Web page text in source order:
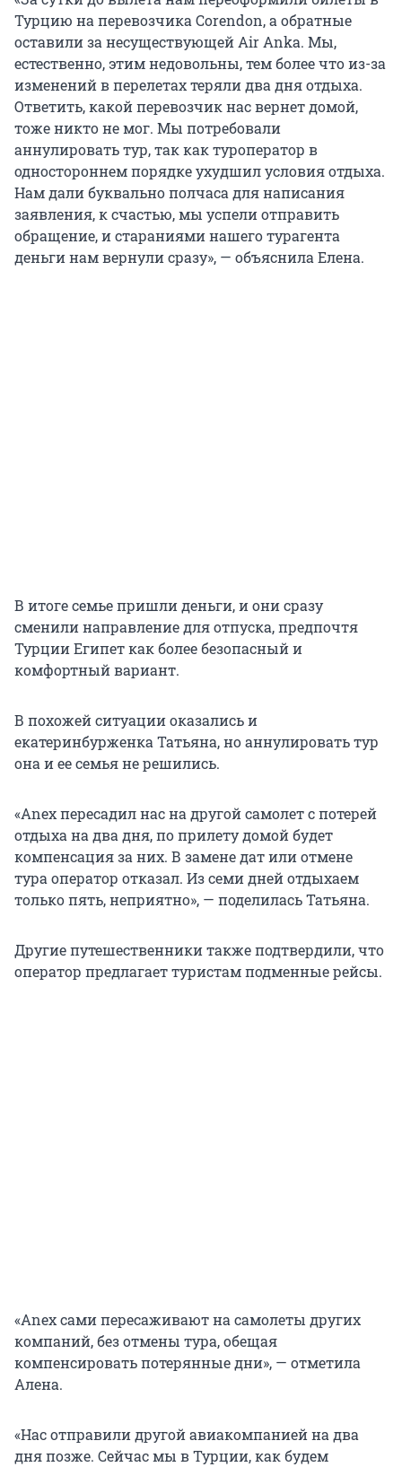
Турцию на перевозчика Corendon, а обратные
оставили за несуществующей Air Anka. Мы,
естественно, этим недовольны, тем более что из-за
изменений в перелетах теряли два дня отдыха.
Ответить, какой перевозчик нас вернет домой,
тоже никто не мог. Мы потребовали
аннулировать тур, так как туроператор в
одностороннем порядке ухудшил условия отдыха.
Нам дали буквально полчаса для написания
заявления, к счастью, мы успели отправить
обращение, и стараниями нашего турагента
деньги нам вернули сразу», — объяснила Елена.
В итоге семье пришли деньги, и они сразу
сменили направление для отпуска, предпочтя
Турции Египет как более безопасный и
комфортный вариант.
В похожей ситуации оказались и
екатеринбурженка Татьяна, но аннулировать тур
она и ее семья не решились.
«Anex пересадил нас на другой самолет с потерей
отдыха на два дня, по прилету домой будет
компенсация за них. В замене дат или отмене
тура оператор отказал. Из семи дней отдыхаем
только пять, неприятно», — поделилась Татьяна.
Другие путешественники также подтвердили, что
оператор предлагает туристам подменные рейсы.
«Anex сами пересаживают на самолеты других
компаний, без отмены тура, обещая
компенсировать потерянные дни», — отметила
Алена.
«Нас отправили другой авиакомпанией на два
дня позже. Сейчас мы в Турции, как будем